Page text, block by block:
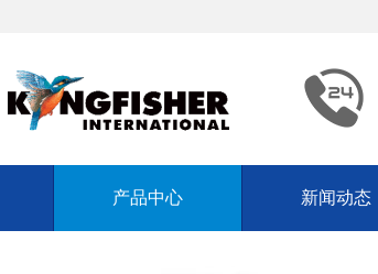
产品中心 新闻动态